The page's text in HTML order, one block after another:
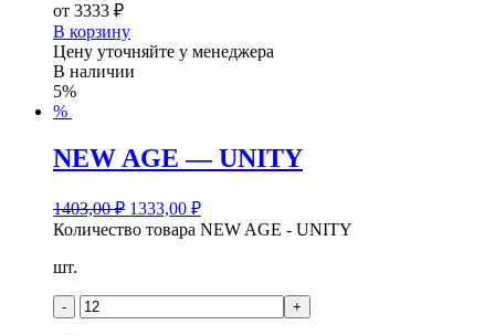
от 3333 ₽
В корзину
Цену уточняйте у менеджера
В наличии
5%
%
NEW AGE — UNITY
1403,00₽ 1333,00 ₽
Количество товара NEW AGE - UNITY
шт.
- +